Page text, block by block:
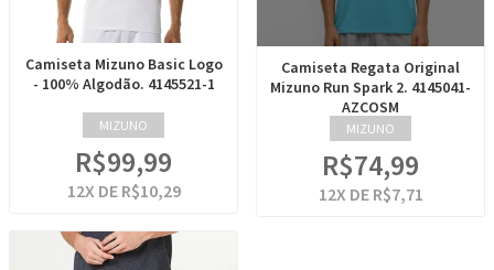
Camiseta Mizuno Basic Logo
- 100% Algodão. 4145521-1
MIZUNO
R$99,99
12X DE R$10,29
Camiseta Regata Original
Mizuno Run Spark 2. 4145041-
AZCOSM
MIZUNO
R$74,99
12X DE R$7,71